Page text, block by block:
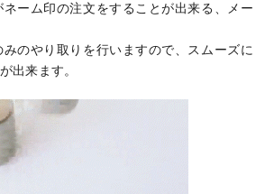
ーム印の注文をすることが出来る、メー
のやり取りを行いますので、スムーズに
出来ます。